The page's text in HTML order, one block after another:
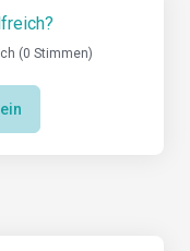
(0 Stimmen)